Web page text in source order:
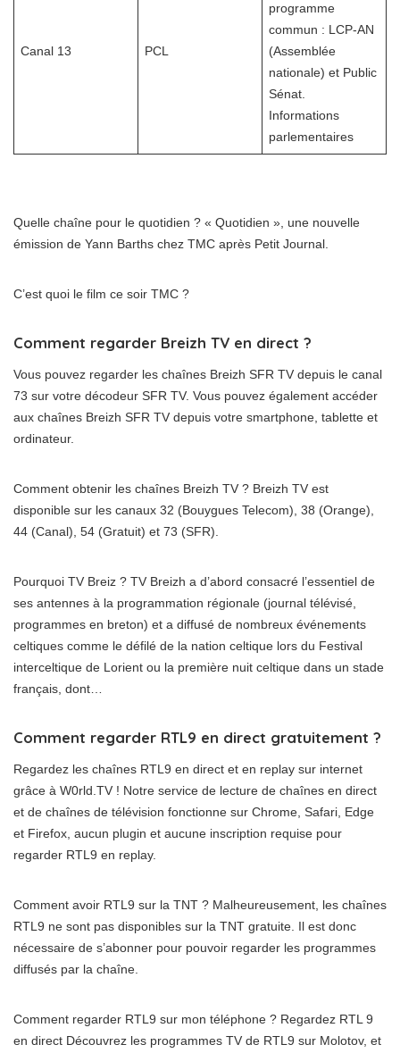
Canal 13 PCL
programme
commun : LCP-AN
(Assemblée
nationale) et Public
Sénat.
Informations
parlementaires
Quelle chaîne pour le quotidien ? « Quotidien », une nouvelle
émission de Yann Barths chez TMC après Petit Journal.
C’est quoi le film ce soir TMC ?
Comment regarder Breizh TV en direct ?
Vous pouvez regarder les chaînes Breizh SFR TV depuis le canal
73 sur votre décodeur SFR TV. Vous pouvez également accéder
aux chaînes Breizh SFR TV depuis votre smartphone, tablette et
ordinateur.
Comment obtenir les chaînes Breizh TV ? Breizh TV est
disponible sur les canaux 32 (Bouygues Telecom), 38 (Orange),
44 (Canal), 54 (Gratuit) et 73 (SFR).
Pourquoi TV Breiz ? TV Breizh a d’abord consacré l’essentiel de
ses antennes à la programmation régionale (journal télévisé,
programmes en breton) et a diffusé de nombreux événements
celtiques comme le défilé de la nation celtique lors du Festival
interceltique de Lorient ou la première nuit celtique dans un stade
français, dont…
Comment regarder RTL9 en direct gratuitement ?
Regardez les chaînes RTL9 en direct et en replay sur internet
grâce à W0rld.TV ! Notre service de lecture de chaînes en direct
et de chaînes de télévision fonctionne sur Chrome, Safari, Edge
et Firefox, aucun plugin et aucune inscription requise pour
regarder RTL9 en replay.
Comment avoir RTL9 sur la TNT ? Malheureusement, les chaînes
RTL9 ne sont pas disponibles sur la TNT gratuite. Il est donc
nécessaire de s’abonner pour pouvoir regarder les programmes
diffusés par la chaîne.
Comment regarder RTL9 sur mon téléphone ? Regardez RTL 9
en direct Découvrez les programmes TV de RTL9 sur Molotov, et